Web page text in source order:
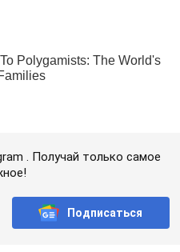
. Получай только самое
Подписаться